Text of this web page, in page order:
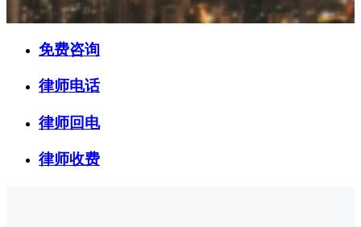
免费咨询
律师电话
律师回电
律师收费